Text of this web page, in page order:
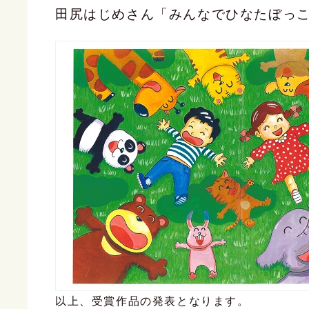
田尻はじめさん「みんなでひなたぼっ
以上、受賞作品の発表となります。